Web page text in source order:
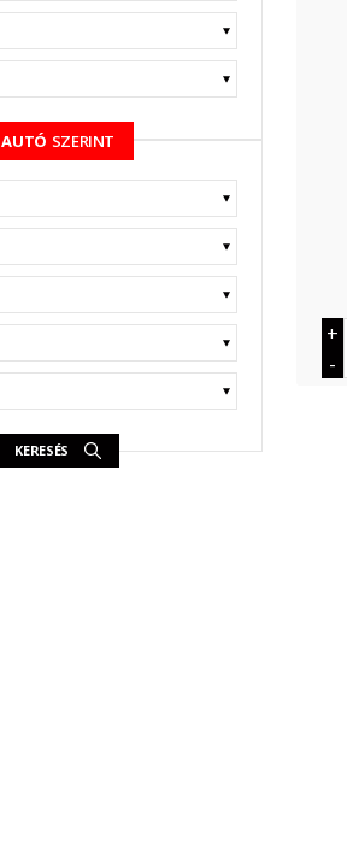
KERESÉS
AUTÓ SZERINT
KERESÉS
+
-